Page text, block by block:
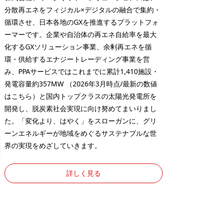
分散再エネをフィジカル×デジタルの融合で集約・
循環させ、日本各地のGXを推進するプラットフォ
ーマーです。企業や自治体の再エネ自給率を最大
化するGXソリューション事業、余剰再エネを循
環・供給するエナジートレーディング事業を営
み、PPAサービスではこれまでに累計1,410施設・
発電容量約357MW （2026年3月時点/最新の数値
はこちら ）と国内トップクラスの太陽光発電所を
開発し、脱炭素社会実現に向け努めてまいりまし
た。「変化より、はやく」をスローガンに、グリ
ーンエネルギーが地域をめぐるサステナブルな世
界の実現をめざしていきます。
詳しく見る